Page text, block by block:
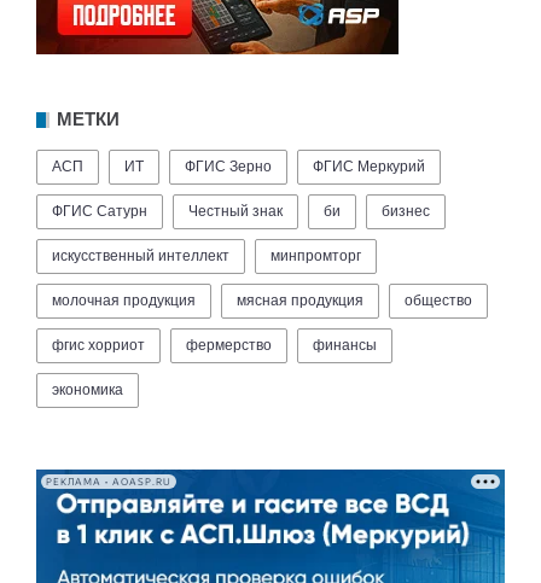
МЕТКИ
АСП ИТ ФГИС Зерно ФГИС Меркурий
ФГИС Сатурн Честный знак би бизнес
искусственный интеллект минпромторг
молочная продукция мясная продукция общество
фгис хорриот фермерство финансы
экономика
РЕКЛАМА • AOASP.RU